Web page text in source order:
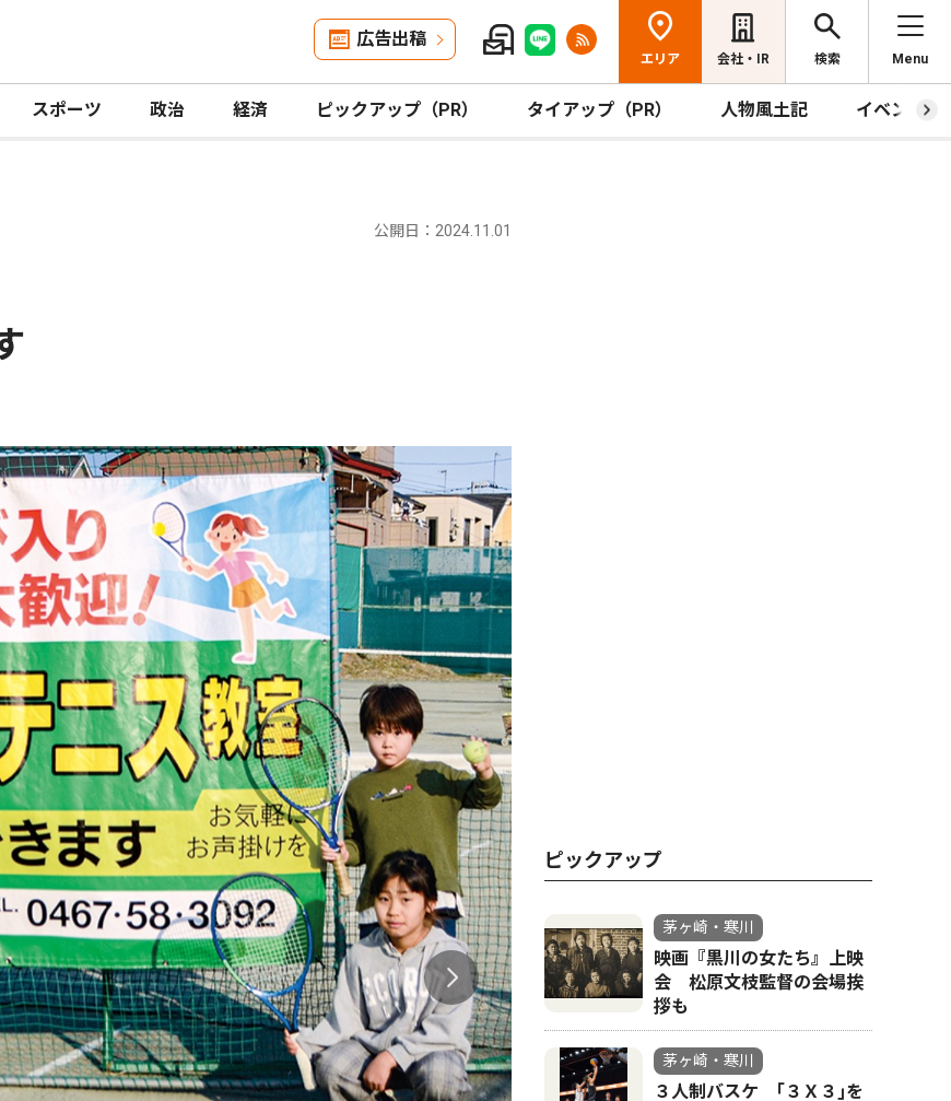
広告出稿
エリア 会社・IR 検索 Menu
スポーツ 政治 経済 ピックアップ（PR） タイアップ（PR） 人物風土記 イベント
公開日：2024.11.01
ピックアップ
茅ヶ崎・寒川
映画『黒川の女たち』上映
会 松原文枝監督の会場挨
拶も
茅ヶ崎・寒川
３人制バスケ ｢３Ｘ３｣を